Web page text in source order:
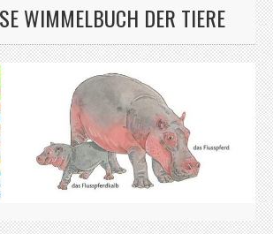
WIMMELBUCH DER TIERE